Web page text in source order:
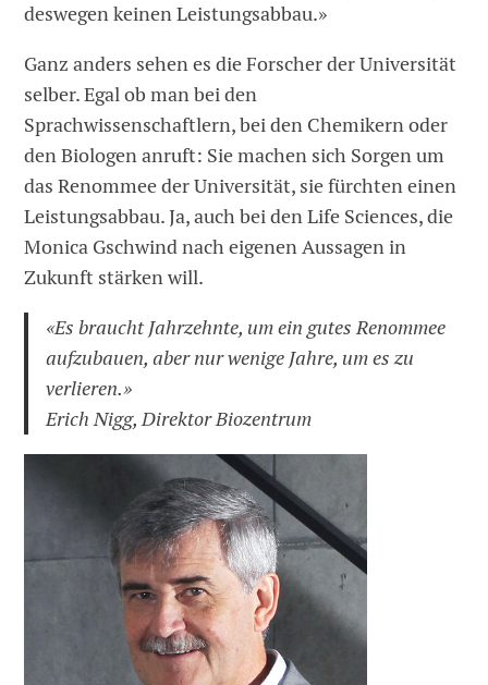
deswegen keinen Leistungsabbau.»
Ganz anders sehen es die Forscher der Universität
selber. Egal ob man bei den
Sprachwissenschaftlern, bei den Chemikern oder
den Biologen anruft: Sie machen sich Sorgen um
das Renommee der Universität, sie fürchten einen
Leistungsabbau. Ja, auch bei den Life Sciences, die
Monica Gschwind nach eigenen Aussagen in
Zukunft stärken will.
«Es braucht Jahrzehnte, um ein gutes Renommee
aufzubauen, aber nur wenige Jahre, um es zu
verlieren.»
Erich Nigg, Direktor Biozentrum